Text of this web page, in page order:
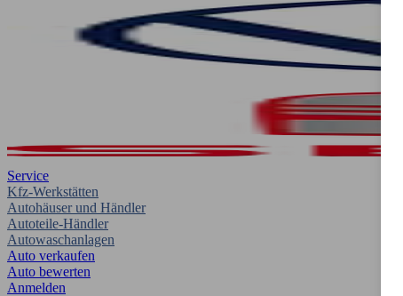
Service
Kfz-Werkstätten
Autohäuser und Händler
Autoteile-Händler
Autowaschanlagen
Auto verkaufen
Auto bewerten
Anmelden